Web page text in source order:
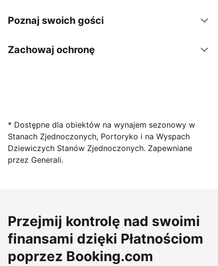
Poznaj swoich gości
Zachowaj ochronę
Zarejestruj obiekt już dziś
* Dostępne dla obiektów na wynajem sezonowy w
Stanach Zjednoczonych, Portoryko i na Wyspach
Dziewiczych Stanów Zjednoczonych. Zapewniane
przez Generali.
Przejmij kontrolę nad swoimi
finansami dzięki Płatnościom
poprzez Booking.com